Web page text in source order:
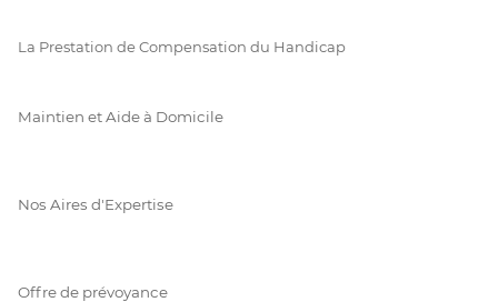
La Prestation de Compensation du Handicap
Maintien et Aide à Domicile
Nos Aires d'Expertise
Offre de prévoyance